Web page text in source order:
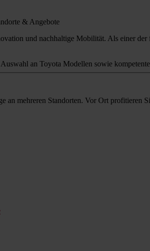
& Angebote
und nachhaltige Mobilität. Als einer
an Toyota Modellen sowie
an mehreren Standorten. Vor Ort profitieren